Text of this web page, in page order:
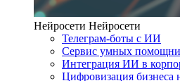
Нейросети Нейросети
Телеграм-боты с ИИ
Сервис умных
Интеграция ИИ в
Цифровизация бизнеса